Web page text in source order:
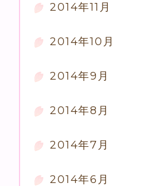
2014年11月
2014年10月
2014年9月
2014年8月
2014年7月
2014年6月